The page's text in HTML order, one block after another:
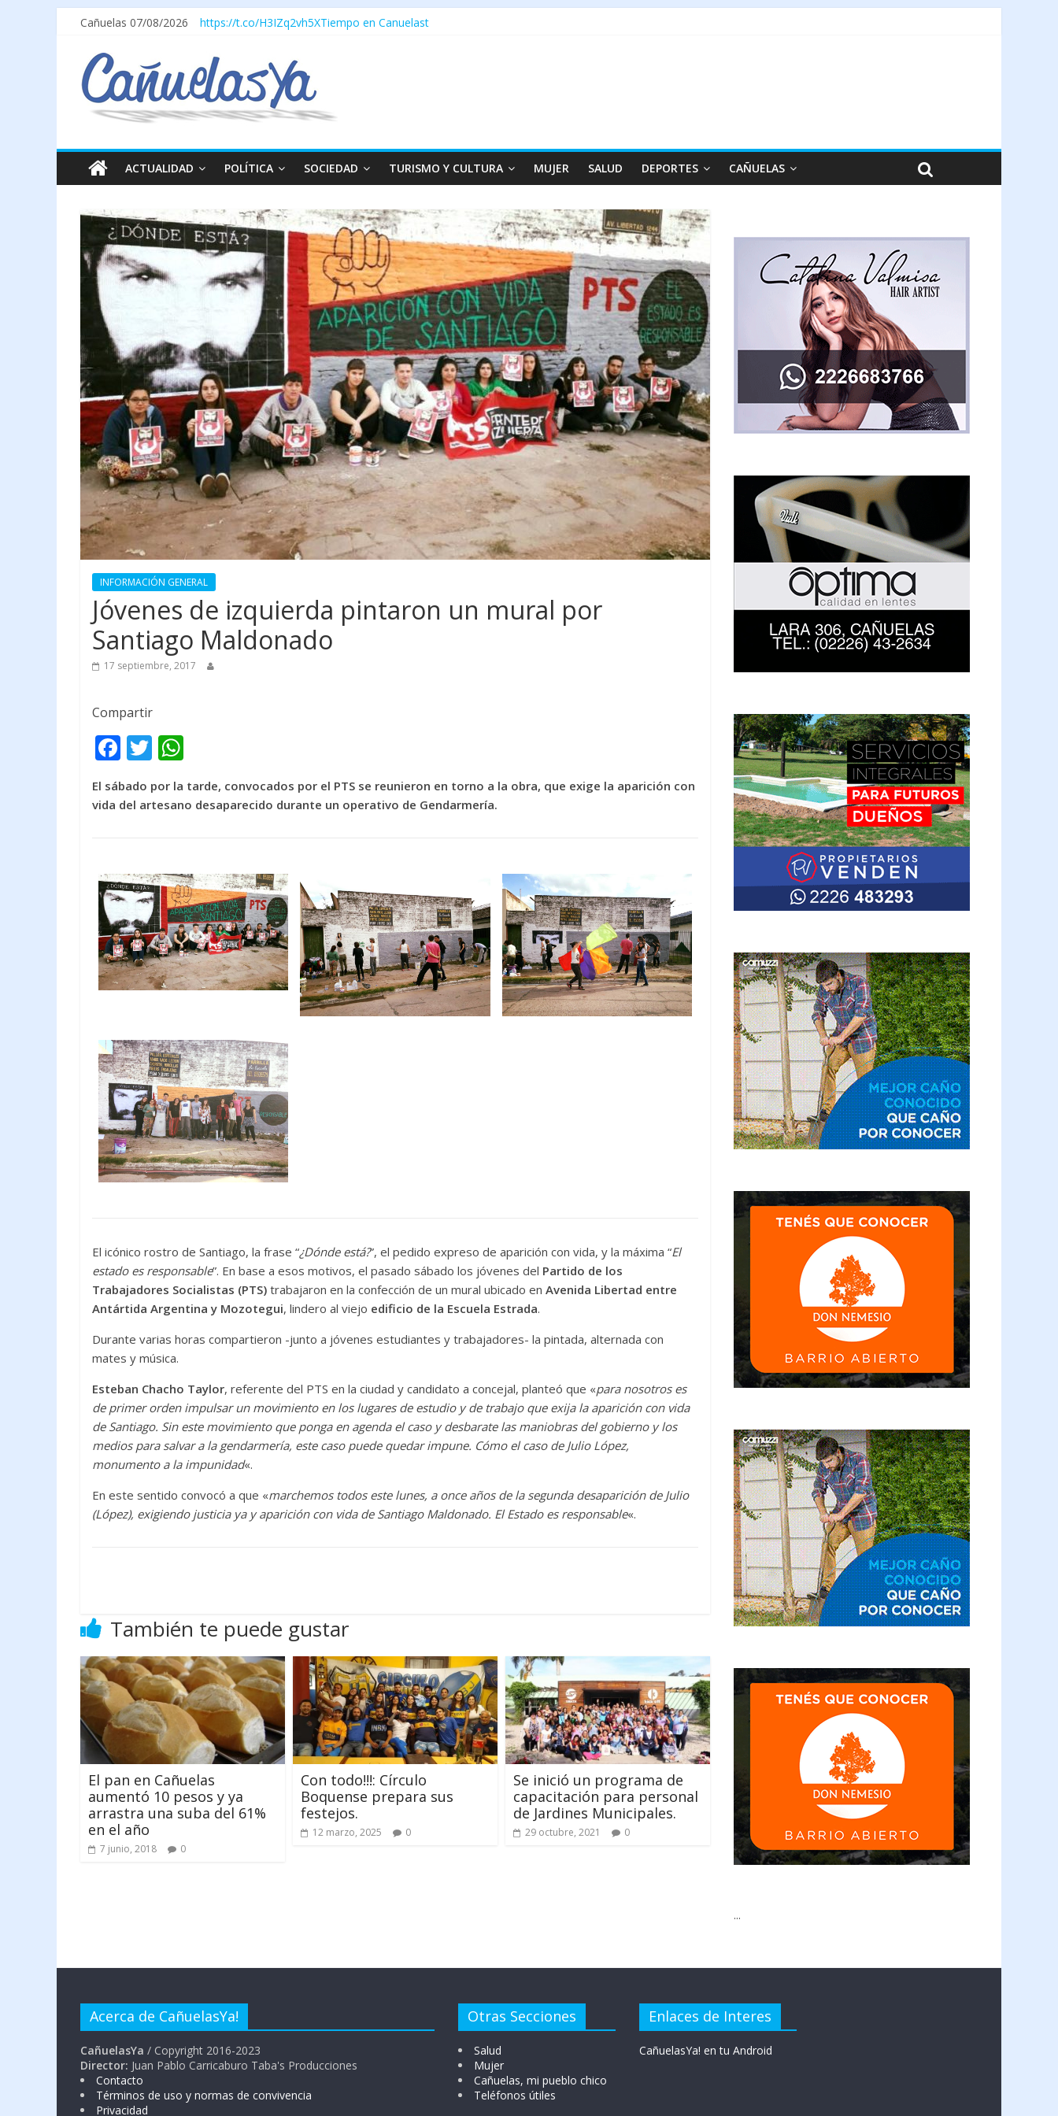
Cañuelas 07/08/2026 https://t.co/H3IZq2vh5XTiempo en Canuelast
ACTUALIDAD POLÍTICA SOCIEDAD TURISMO Y CULTURA MUJER SALUD DEPORTES CAÑUELAS
INFORMACIÓN GENERAL
Jóvenes de izquierda pintaron un mural por
Santiago Maldonado
17 septiembre, 2017
Compartir
F
ac
e
o
k
T
itt at
p
p
El sábado por la tarde, convocados por el PTS se reunieron en torno a la obra, que exige la aparición con
vida del artesano desaparecido durante un operativo de Gendarmería.
El icónico rostro de Santiago, la frase “¿Dónde está?”, el pedido expreso de aparición con vida, y la máxima “El
estado es responsable”. En base a esos motivos, el pasado sábado los jóvenes del Partido de los
Trabajadores Socialistas (PTS) trabajaron en la confección de un mural ubicado en Avenida Libertad entre
Antártida Argentina y Mozotegui, lindero al viejo edificio de la Escuela Estrada.
Durante varias horas compartieron -junto a jóvenes estudiantes y trabajadores- la pintada, alternada con
mates y música.
Esteban Chacho Taylor, referente del PTS en la ciudad y candidato a concejal, planteó que «para nosotros es
de primer orden impulsar un movimiento en los lugares de estudio y de trabajo que exija la aparición con vida
de Santiago. Sin este movimiento que ponga en agenda el caso y desbarate las maniobras del gobierno y los
medios para salvar a la gendarmería, este caso puede quedar impune. Cómo el caso de Julio López,
monumento a la impunidad«.
En este sentido convocó a que «marchemos todos este lunes, a once años de la segunda desaparición de Julio
(López), exigiendo justicia ya y aparición con vida de Santiago Maldonado. El Estado es responsable«.
También te puede gustar
El pan en Cañuelas
aumentó 10 pesos y ya
arrastra una suba del 61%
en el año
7 junio, 2018 0
Con todo!!!: Círculo
Boquense prepara sus
festejos.
12 marzo, 2025 0
Se inició un programa de
capacitación para personal
de Jardines Municipales.
29 octubre, 2021 0
...
Acerca de CañuelasYa!
CañuelasYa / Copyright 2016-2023
Director: Juan Pablo Carricaburo Taba's Producciones
Contacto
Términos de uso y normas de convivencia
Privacidad
Otras Secciones
Salud
Mujer
Cañuelas, mi pueblo chico
Teléfonos útiles
Enlaces de Interes
CañuelasYa! en tu Android